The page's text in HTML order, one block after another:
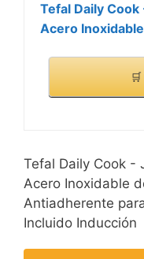
Tefal Daily
Acero
Tefal Daily Cook -
Acero Inoxidable
Antiadherente
Incluido Inducción